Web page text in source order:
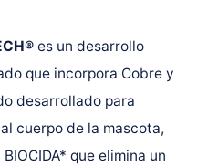
® es un desarrollo
que incorpora Cobre y
desarrollado para
cuerpo de la mascota,
que elimina un